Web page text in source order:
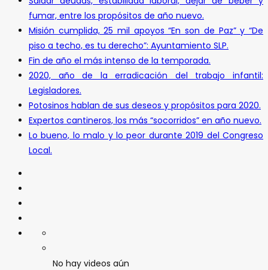
fumar, entre los propósitos de año nuevo.
Misión cumplida, 25 mil apoyos “En son de Paz” y “De
piso a techo, es tu derecho”: Ayuntamiento SLP.
Fin de año el más intenso de la temporada.
2020, año de la erradicación del trabajo infantil:
Legisladores.
Potosinos hablan de sus deseos y propósitos para 2020.
Expertos cantineros, los más “socorridos” en año nuevo.
Lo bueno, lo malo y lo peor durante 2019 del Congreso
Local.
No hay videos aún